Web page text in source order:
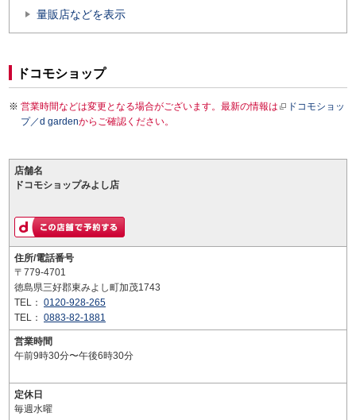
量販店などを表示
ドコモショップ
営業時間などは変更となる場合がございます。最新の情報は
ドコモショッ
プ／d gardenからご確認ください。
店舗名
ドコモショップみよし店
住所/電話番号
〒779-4701
徳島県三好郡東みよし町加茂1743
TEL： 0120-928-265
TEL： 0883-82-1881
営業時間
午前9時30分〜午後6時30分
定休日
毎週水曜